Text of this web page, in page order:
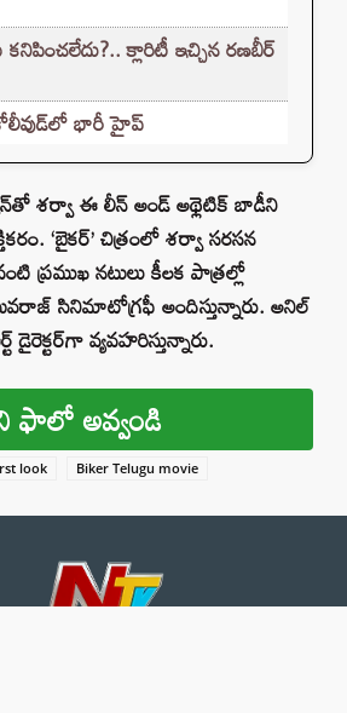
క్లారిటీ ఇచ్చిన రణబీర్
భారీ హైప్
శర్వా ఈ లీన్ అండ్ అథ్లెటిక్ బాడీని
‘బైకర్’ చిత్రంలో శర్వా సరసన
ప్రముఖ నటులు కీలక పాత్రల్లో
సినిమాటోగ్రఫీ అందిస్తున్నారు. అనిల్
వ్యవహరిస్తున్నారు.
ఫాలో అవ్వండి
look
Biker Telugu movie